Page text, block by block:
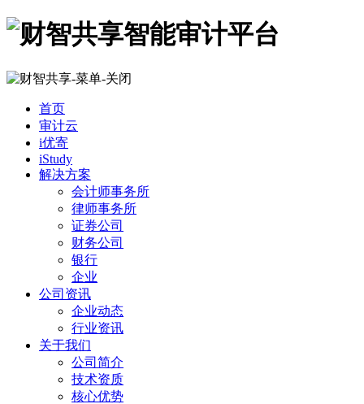
首页
审计云
i优寄
iStudy
解决方案
会计师事务所
律师事务所
证券公司
财务公司
银行
企业
公司资讯
企业动态
行业资讯
关于我们
公司简介
技术资质
核心优势